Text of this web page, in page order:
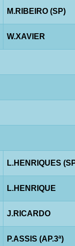
M.RIBEIRO (SP)
W.XAVIER
L.HENRIQUES
L.HENRIQUE
J.RICARDO
P.ASSIS (AP.3ª)